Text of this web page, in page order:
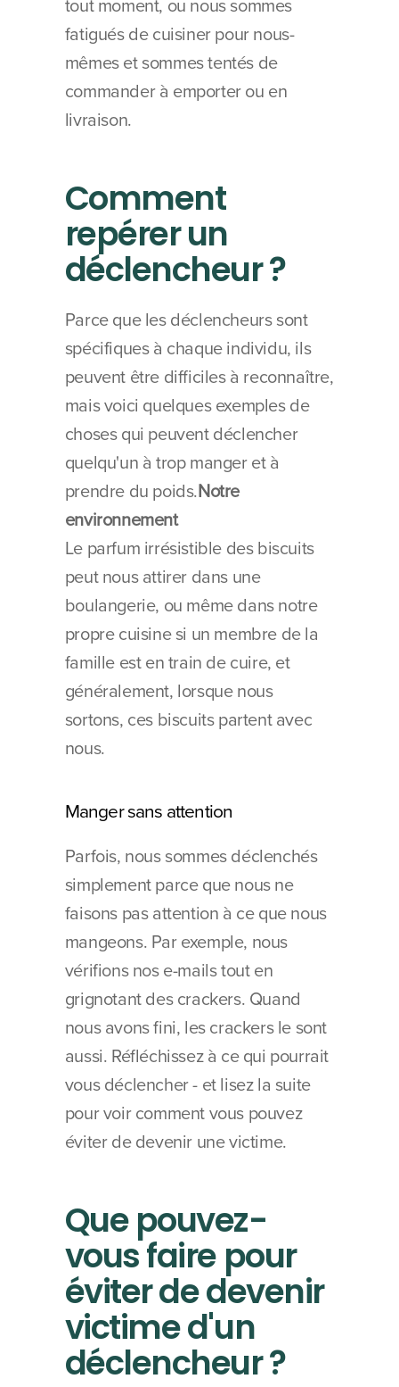
tout moment, ou nous sommes
fatigués de cuisiner pour nous-
mêmes et sommes tentés de
commander à emporter ou en
livraison.
Comment
repérer un
déclencheur ?
Parce que les déclencheurs sont
spécifiques à chaque individu, ils
peuvent être difficiles à reconnaître,
mais voici quelques exemples de
choses qui peuvent déclencher
quelqu'un à trop manger et à
prendre du poids.Notre
environnement
Le parfum irrésistible des biscuits
peut nous attirer dans une
boulangerie, ou même dans notre
propre cuisine si un membre de la
famille est en train de cuire, et
généralement, lorsque nous
sortons, ces biscuits partent avec
nous.
Manger sans attention
Parfois, nous sommes déclenchés
simplement parce que nous ne
faisons pas attention à ce que nous
mangeons. Par exemple, nous
vérifions nos e-mails tout en
grignotant des crackers. Quand
nous avons fini, les crackers le sont
aussi. Réfléchissez à ce qui pourrait
vous déclencher - et lisez la suite
pour voir comment vous pouvez
éviter de devenir une victime.
Que pouvez-
vous faire pour
éviter de devenir
victime d'un
déclencheur ?